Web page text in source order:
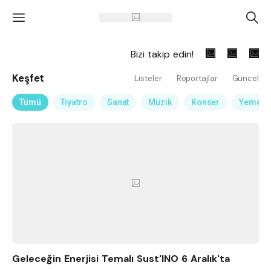
' A
Bizi takip edin!
Keşfet Listeler Röportajlar Güncel
Tümü Tiyatro Sanat Müzik Konser Yemek
Geleceğin Enerjisi Temalı Sust'INO 6 Aralık'ta